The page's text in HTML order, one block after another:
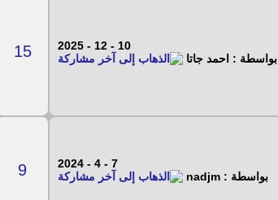
10 - 12 - 2025
بواسطة : احمد جاتا
15
7 - 4 - 2024
بواسطة : nadjm
9